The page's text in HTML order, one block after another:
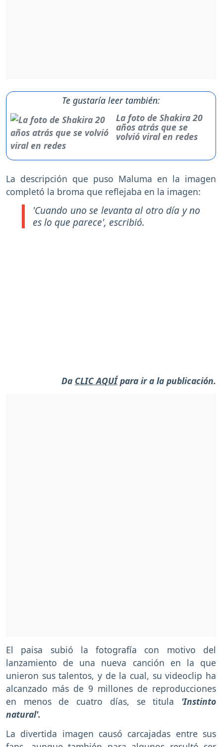
Te gustaría leer también:
La foto de Shakira 20
años atrás que se
volvió viral en redes
La descripción que puso Maluma en la imagen
completó la broma que reflejaba en la imagen:
'Cuando uno se levanta al otro día y no
es lo que parece', escribió.
Da CLIC AQUÍpara ir a la publicación.
El paisa subió la fotografía con motivo del
lanzamiento de una nueva canción en la que
unieron sus talentos, y de la cual, su videoclip ha
alcanzado más de 9 millones de reproducciones
en menos de cuatro días, se titula 'Instinto
natural'.
La divertida imagen causó carcajadas entre sus